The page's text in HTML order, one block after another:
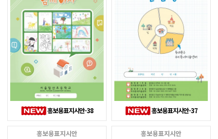
홍보용표지시안-38 홍보용표지시안-37
홍보용표지시안 홍보용표지시안